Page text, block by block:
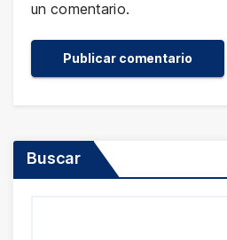
un comentario.
Buscar